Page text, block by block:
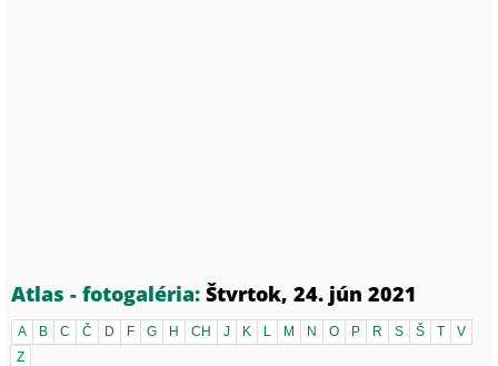
Atlas - fotogaléria: Štvrtok, 24. jún 2021
A B C Č D F G H CH J K L M N O P R S Š T
V
Z